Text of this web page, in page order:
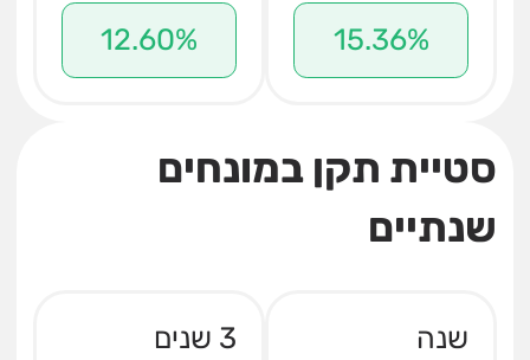
15.36%
12.60%
סטיית תקן במונחים
שנתיים
שנה
3 שנים